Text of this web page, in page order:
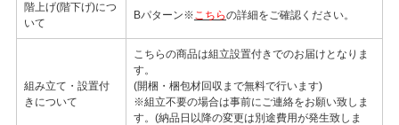
階上げ(階下げ)につ
いて
Bパターン※こちらの詳細をご確認ください。
組み立て・設置付
きについて
こちらの商品は組立設置付きでのお届けとなりま
す。
(開梱・梱包材回収まで無料で行います)
※組立不要の場合は事前にご連絡をお願い致しま
す。(納品日以降の変更は別途費用が発生致しま